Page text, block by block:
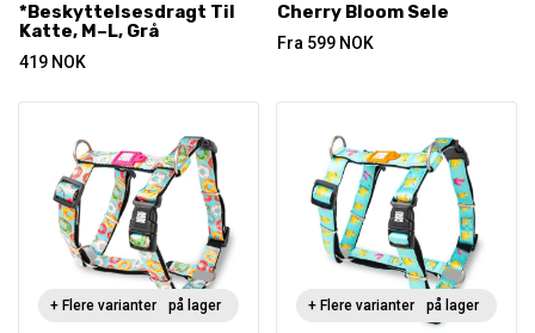
*Beskyttelsesdragt Til
Katte, M–L, Grå
419 NOK
Cherry Bloom Sele
Fra 599 NOK
Ikke på lager
+ Flere varianter Ikke på lager
+ Flere varianter